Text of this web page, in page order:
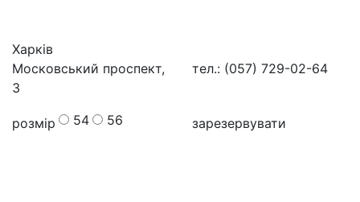
Харків
Московський проспект,
3
тел.: (057) 729-02-64
розмір 54 56 зарезервувати